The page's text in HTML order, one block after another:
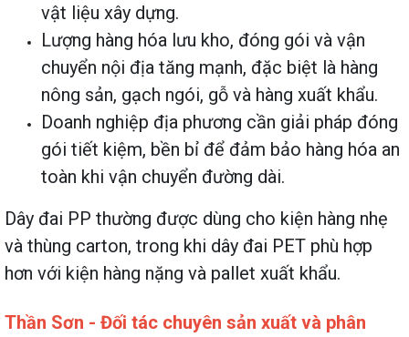
vật liệu xây dựng.
Lượng hàng hóa lưu kho, đóng gói và vận
chuyển nội địa tăng mạnh, đặc biệt là hàng
nông sản, gạch ngói, gỗ và hàng xuất khẩu.
Doanh nghiệp địa phương cần giải pháp đóng
gói tiết kiệm, bền bỉ để đảm bảo hàng hóa an
toàn khi vận chuyển đường dài.
Dây đai PP thường được dùng cho kiện hàng nhẹ
và thùng carton, trong khi dây đai PET phù hợp
hơn với kiện hàng nặng và pallet xuất khẩu.
Thần Sơn - Đối tác chuyên sản xuất và phân